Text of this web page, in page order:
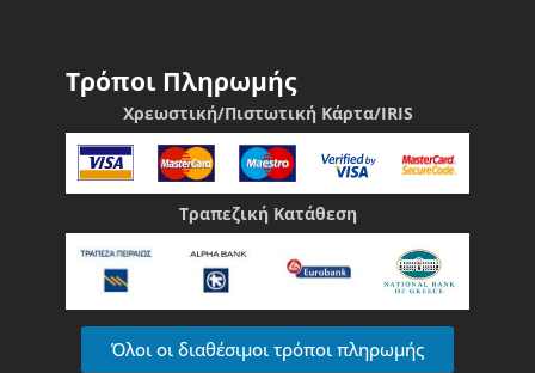
Τρόποι Πληρωμής
Χρεωστική/Πιστωτική Κάρτα/IRIS
Τραπεζική Κατάθεση
Όλοι οι διαθέσιμοι τρόποι πληρωμής